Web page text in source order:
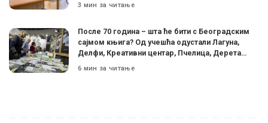
3 мин за читање
После 70 година – шта ће бити с Београдским
сајмом књига? Од учешћа одустали Лагуна,
Делфи, Креативни центар, Пчелица, Дерета…
6 мин за читање